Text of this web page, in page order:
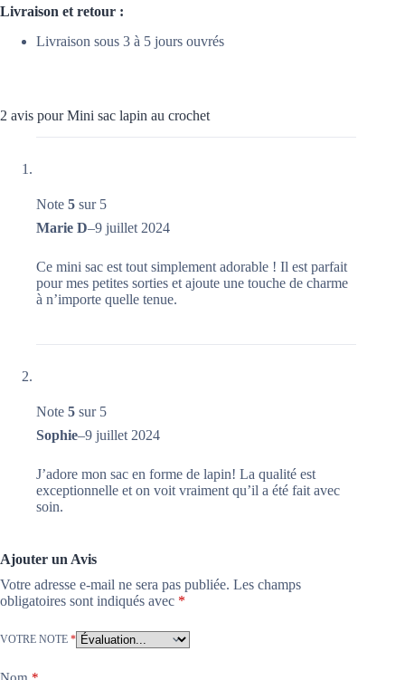
Livraison et retour :
Livraison sous 3 à 5 jours ouvrés
2 avis pourMini sac lapin au crochet
Note 5 sur 5
Marie D–9 juillet 2024
Ce mini sac est tout simplement adorable ! Il est parfait
pour mes petites sorties et ajoute une touche de charme
à n’importe quelle tenue.
Note 5 sur 5
Sophie–9 juillet 2024
J’adore mon sac en forme de lapin! La qualité est
exceptionnelle et on voit vraiment qu’il a été fait avec
soin.
Ajouter un Avis
Votre adresse e-mail ne sera pas publiée. Les champs
obligatoires sont indiqués avec *
VOTRE NOTE *